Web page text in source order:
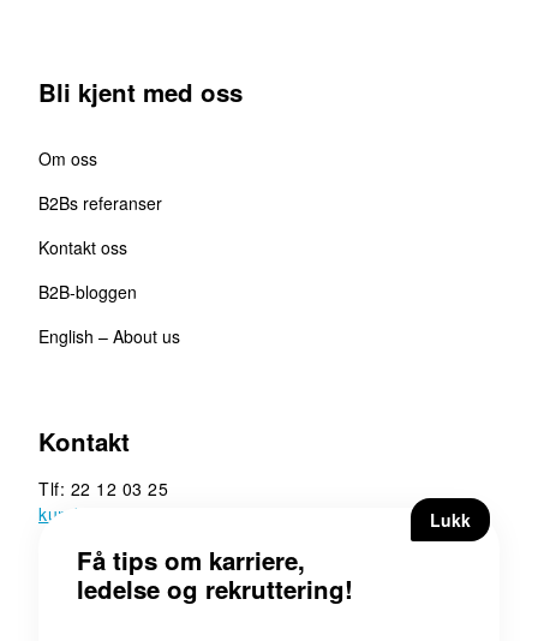
Bli kjent med oss
Om oss
B2Bs referanser
Kontakt oss
B2B-bloggen
English – About us
Kontakt
Tlf: 22 12 03 25
kunde@b2b.no
B2B Executive Search &
Rekruttering AS